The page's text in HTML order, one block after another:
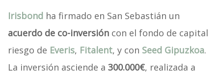
Irisbondha firmado en San Sebastián un
acuerdo de co-inversióncon el fondo de capital
riesgo de Everis, Fitalent, y con Seed Gipuzkoa.
La inversión asciende a 300.000€, realizada a